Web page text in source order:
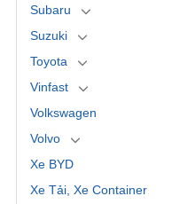
Subaru
Suzuki
Toyota
Vinfast
Volkswagen
Volvo
Xe BYD
Xe Tải, Xe Container